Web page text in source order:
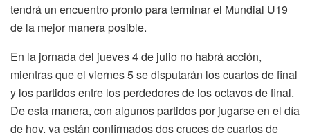
tendrá un encuentro pronto para terminar el Mundial U19
de la mejor manera posible.
En la jornada del jueves 4 de julio no habrá acción,
mientras que el viernes 5 se disputarán los cuartos de final
y los partidos entre los perdedores de los octavos de final.
De esta manera, con algunos partidos por jugarse en el día
de hoy, ya están confirmados dos cruces de cuartos de